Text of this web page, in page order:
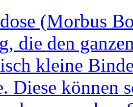
(Morbus
die den
kleine
Diese können